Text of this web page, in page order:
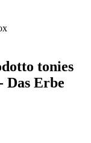
tonies
Das Erbe